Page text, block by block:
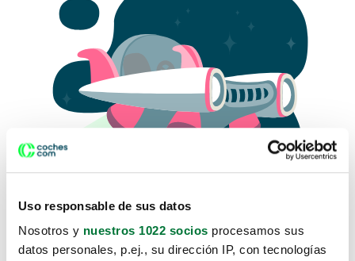
Uso responsable de sus datos
Nosotros y nuestros 1022 socios procesamos sus
datos personales, p.ej., su dirección IP, con tecnologías